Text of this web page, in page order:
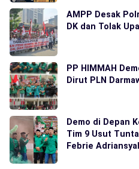
AMPP Desak
DK dan Tolak
PP HIMMAH
Dirut PLN
Demo di Depan
Tim 9 Usut
Febrie